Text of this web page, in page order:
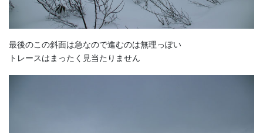
最後のこの斜面は急なので進むのは無理っぽい
トレースはまったく見当たりません